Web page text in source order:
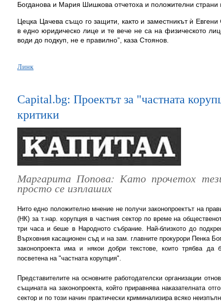
Богданова и Мария Шишкова отчетоха и положителни страни
Цецка Цачева също го защити, както и заместникът ѝ Евгени
в едно юридическо лице и те вече не са на физическото
води до подкуп, не е правилно”, каза Стоянов.
Линк
Capital.bg: Проектът за "частната
критики
Маргарита Попова: Като прочетох
просто се изплаших
Нито едно положително мнение не получи законопроектът на
(НК) за т.нар. корупция в частния сектор по време на
три часа и беше в Народното събрание. Най-близкото до
Върховния касационен съд и на зам. главните прокурори Пенка
законопроекта има и някои добри текстове, които трябва да
посветена на "частната корупция".
Представителите на основните работодателски организации
същината на законопроекта, който приравнява наказателната
сектор и по този начин практически криминализира всяко